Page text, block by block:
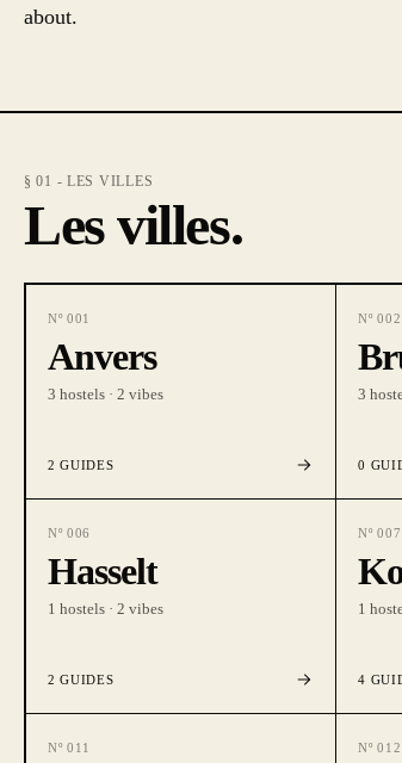
about.
§ 01 - LES VILLES
Les villes.
Nº 001
Anvers
3 hostels · 2 vibes
2 GUIDES
Nº002
3
0
Nº 006
Hasselt
1 hostels · 2 vibes
2 GUIDES
Nº007
1
4
Nº 011 Nº012